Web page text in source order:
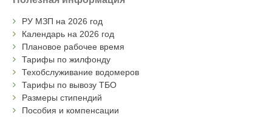
РУ МЗП на 2026 год
Календарь на 2026 год
Плановое рабочее время
Тарифы по жилфонду
Техобслуживание водомеров
Тарифы по вывозу ТБО
Размеры стипендий
Пособия и компенсации